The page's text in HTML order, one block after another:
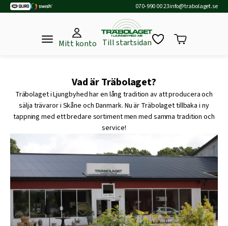
070-990 00 23info@trabolaget.se
Mitt konto Till startsidan
Vad är Träbolaget?
Träbolaget i Ljungbyhed har en lång tradition av att producera och
sälja trävaror i Skåne och Danmark. Nu är Träbolaget tillbaka i ny
tappning med ett bredare sortiment men med samma tradition och
service!